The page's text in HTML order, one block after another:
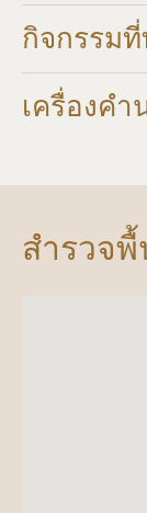
กิจกรรม
เครื่องค
สำรวจ